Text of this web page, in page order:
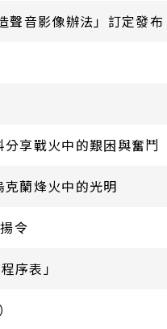
聲音影像辦法」訂定發布
享戰火中的艱困與奮鬥
蘭烽火中的光明
令
序表」